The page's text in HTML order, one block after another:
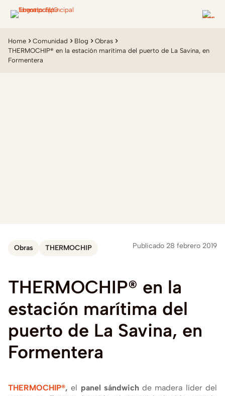
Home Comunidad Blog
Obras
THERMOCHIP® en la estación marí­tima del puerto de La Savina, en
Formentera
Obras THERMOCHIP Publicado 28 febrero 2019
THERMOCHIP® en la
estación marí­tima del
puerto de La Savina, en
Formentera
THERMOCHIP®,el panel sándwichde madera lí­der del